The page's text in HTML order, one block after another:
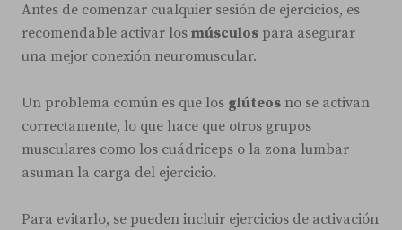
Antes de comenzar cualquier sesión de ejercicios, es
recomendable activar los músculos para asegurar
una mejor conexión neuromuscular.
Un problema común es que los glúteos no se activan
correctamente, lo que hace que otros grupos
musculares como los cuádriceps o la zona lumbar
asuman la carga del ejercicio.
Para evitarlo, se pueden incluir ejercicios de activación